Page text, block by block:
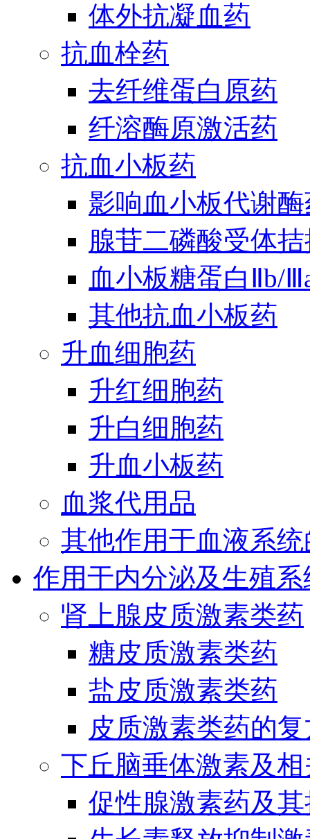
体外抗凝血药
抗血栓药
去纤维蛋白原药
纤溶酶原激活药
抗血小板药
影响血小板代谢
腺苷二磷酸受体
血小板糖蛋白Ⅱb/
其他抗血小板药
升血细胞药
升红细胞药
升白细胞药
升血小板药
血浆代用品
其他作用于血液系
作用于内分泌及生殖
肾上腺皮质激素类药
糖皮质激素类药
盐皮质激素类药
皮质激素类药的
下丘脑垂体激素及
促性腺激素药及